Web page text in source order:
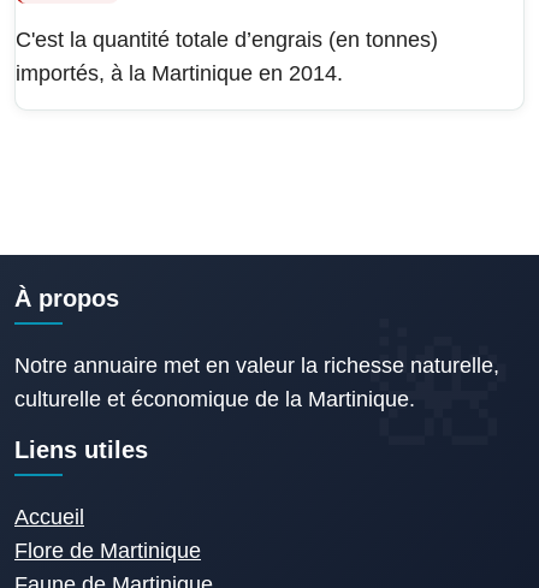
C'est la quantité totale d’engrais (en tonnes)
importés, à la Martinique en 2014.
À propos
Notre annuaire met en valeur la richesse naturelle,
culturelle et économique de la Martinique.
Liens utiles
Accueil
Flore de Martinique